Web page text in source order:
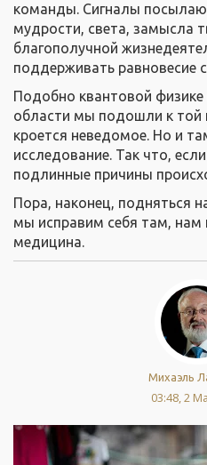
команды. Сигналы
мудрости, света, замысла
благополучной
поддерживать
Подобно квантовой физике
области мы подошли к той
кроется неведомое. Но и
исследование. Так что,
подлинные причины
Пора, наконец, подняться
мы исправим себя там, нам
медицина.
Михаэль
03:48, 2